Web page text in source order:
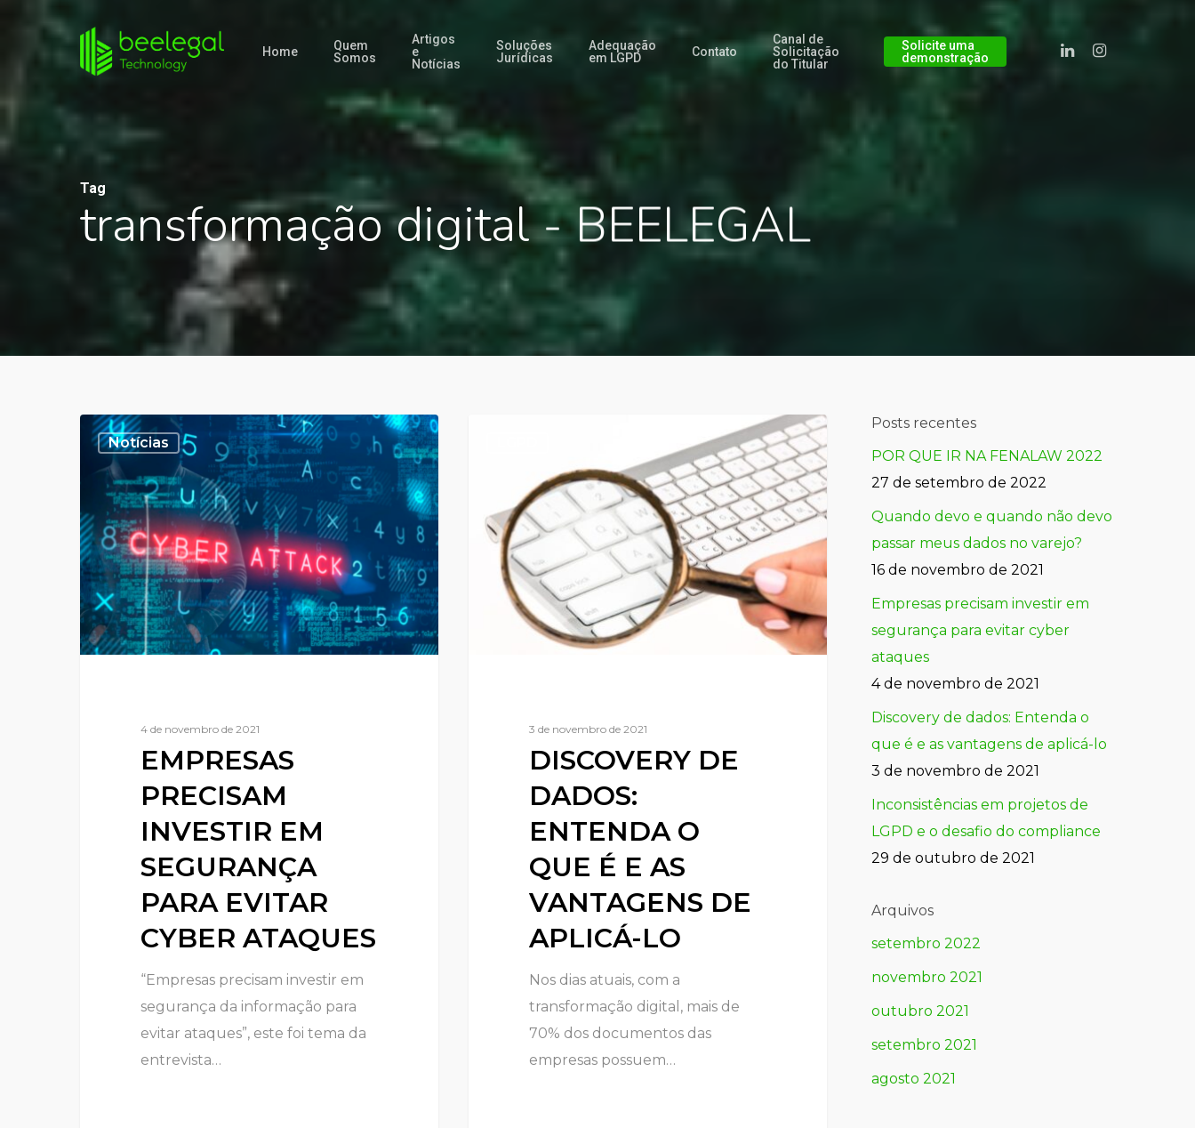
Home
Quem
Somos
Artigos
e
Notícias
Soluções
Jurídicas
Adequação
em LGPD
Contato
Canal de
Solicitação
do Titular
Solicite uma
demonstração
Tag
transformação digital - BEELEGAL
Notícias
4 de novembro de 2021
EMPRESAS
PRECISAM
INVESTIR EM
SEGURANÇA
PARA EVITAR
CYBER ATAQUES
“Empresas precisam investir em
segurança da informação para
evitar ataques”, este foi tema da
entrevista…
3 de novembro de 2021
DISCOVERY DE
DADOS:
ENTENDA O
QUE É E AS
VANTAGENS DE
APLICÁ-LO
Nos dias atuais, com a
transformação digital, mais de
70% dos documentos das
empresas possuem…
Posts recentes
POR QUE IR NA FENALAW 2022
27 de setembro de 2022
Quando devo e quando não devo
passar meus dados no varejo?
16 de novembro de 2021
Empresas precisam investir em
segurança para evitar cyber
ataques
4 de novembro de 2021
Discovery de dados: Entenda o
que é e as vantagens de aplicá-lo
3 de novembro de 2021
Inconsistências em projetos de
LGPD e o desafio do compliance
29 de outubro de 2021
Arquivos
setembro 2022
novembro 2021
outubro 2021
setembro 2021
agosto 2021